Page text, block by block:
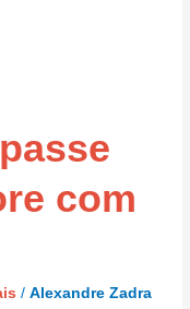
com
/Alexandre Zadra